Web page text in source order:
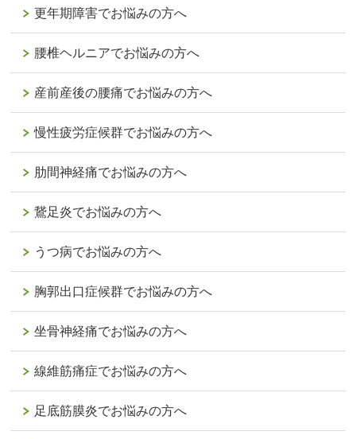
更年期障害でお悩みの方へ
腰椎ヘルニアでお悩みの方へ
産前産後の腰痛でお悩みの方へ
慢性疲労症候群でお悩みの方へ
肋間神経痛でお悩みの方へ
鵞足炎でお悩みの方へ
うつ病でお悩みの方へ
胸郭出口症候群でお悩みの方へ
坐骨神経痛でお悩みの方へ
線維筋痛症でお悩みの方へ
足底筋膜炎でお悩みの方へ